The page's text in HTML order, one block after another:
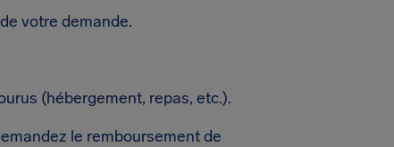
votre demande.
(hébergement, repas, etc.).
le remboursement de